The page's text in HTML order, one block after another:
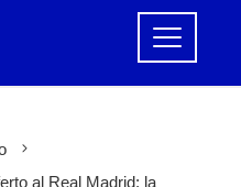
al Real Madrid: la